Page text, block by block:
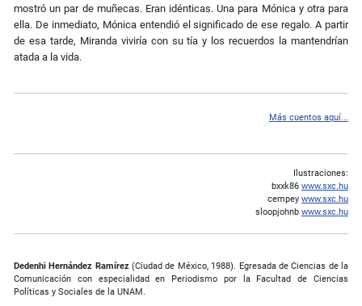
mostró un par de muñecas. Eran idénticas. Una para Mónica y otra para
ella. De inmediato, Mónica entendió el significado de ese regalo. A partir
de esa tarde, Miranda viviría con su tía y los recuerdos la mantendrían
atada a la vida.
Más cuentos aquí...
Ilustraciones:
bxxk86 www.sxc.hu
cempey www.sxc.hu
sloopjohnb www.sxc.hu
Dedenhi Hernández Ramírez(Ciudad de México, 1988). Egresada de Ciencias de la
Comunicación con especialidad en Periodismo por la Facultad de Ciencias
Políticas y Sociales de la UNAM.